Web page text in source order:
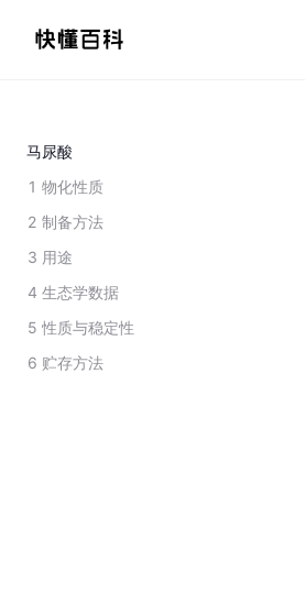
马尿酸
1 物化性质
2 制备方法
3 用途
4 生态学数据
5 性质与稳定性
6 贮存方法